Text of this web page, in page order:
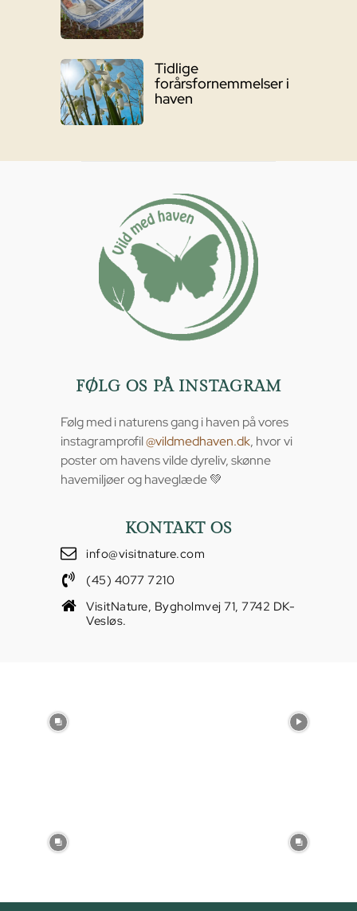
Tidlige
forårsfornemmelser i
haven
FØLG OS PÅ INSTAGRAM
Følg med i naturens gang i haven på vores
instagramprofil@vildmedhaven.dk, hvor vi
poster om havens vilde dyreliv, skønne
havemiljøer og haveglæde 💚
KONTAKT OS
info@visitnature.com
(45) 4077 7210
VisitNature, Bygholmvej 71, 7742 DK-
Vesløs.